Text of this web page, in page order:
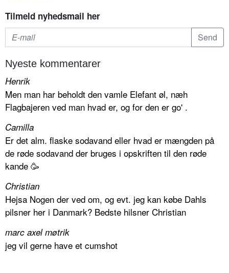
Tilmeld nyhedsmail her
Nyeste kommentarer
Henrik
Men man har beholdt den vamle Elefant øl, næh
Flagbajeren ved man hvad er, og for den er go' .
Camilla
Er det alm. flaske sodavand eller hvad er mængden på
de røde sodavand der bruges i opskriften til den røde
kande 🥳
Christian
Hejsa Nogen der ved om, og evt. jeg kan købe Dahls
pilsner her i Danmark? Bedste hilsner Christian
marc axel møtrik
jeg vil gerne have et cumshot